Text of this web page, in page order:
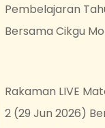
Pembelajaran
Bersama Cikgu
Rakaman LIVE
2 (29 Jun 2026)